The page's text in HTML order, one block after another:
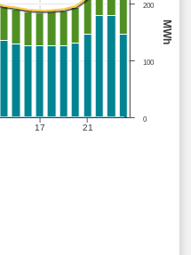
MWh
17 21
0
100
200